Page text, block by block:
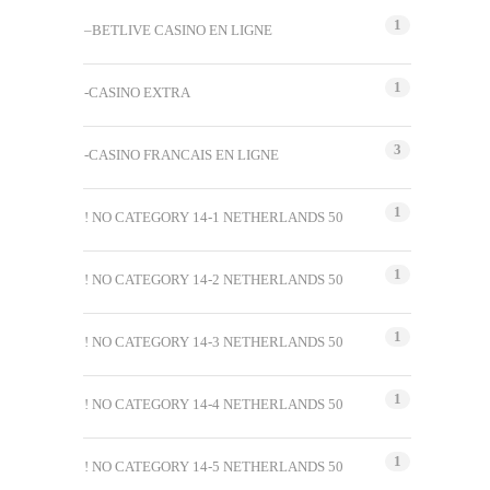
–BETLIVE CASINO EN LIGNE 1
-CASINO EXTRA 1
-CASINO FRANCAIS EN LIGNE 3
! NO CATEGORY 14-1 NETHERLANDS 50 1
! NO CATEGORY 14-2 NETHERLANDS 50 1
! NO CATEGORY 14-3 NETHERLANDS 50 1
! NO CATEGORY 14-4 NETHERLANDS 50 1
! NO CATEGORY 14-5 NETHERLANDS 50 1